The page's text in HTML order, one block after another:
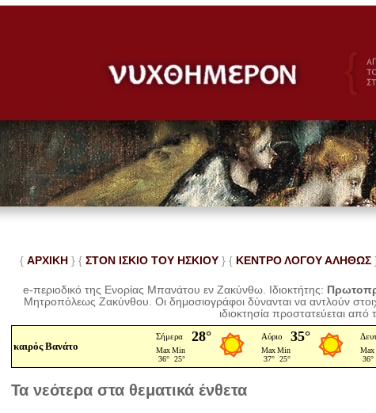
{ ΑΡΧΙΚΗ } { ΣΤΟΝ ΙΣΚΙΟ ΤΟΥ ΗΣΚΙΟΥ } { ΚΕΝΤΡΟ ΛΟΓΟΥ ΑΛΗΘΩΣ
e-περιοδικό της Ενορίας Μπανάτου εν Ζακύνθω. Ιδιοκτήτης:
Μητροπόλεως Ζακύνθου.Οι δημοσιογράφοι δύνανται να αντλούν
ιδιοκτησία προστατεύεται
καιρός Βανάτο
Τα νεότερα στα θεματικά ένθετα